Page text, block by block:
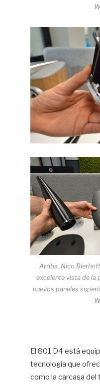
Arriba, Nico
excelente vista de la
nuevos paneles
El 801 D4 está
tecnología que
como la carcasa